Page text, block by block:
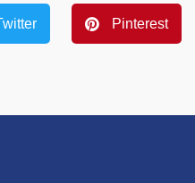
Pinterest